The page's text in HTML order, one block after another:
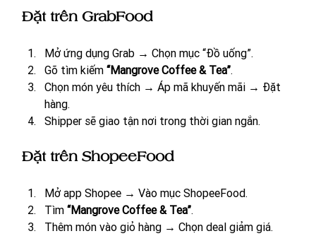
Đặt trên GrabFood
Mở ứng dụng Grab → Chọn mục “Đồ uống”.
Gõ tìm kiếm “Mangrove Coffee & Tea”.
Chọn món yêu thích → Áp mã khuyến mãi → Đặt
hàng.
Shipper sẽ giao tận nơi trong thời gian ngắn.
Đặt trên ShopeeFood
Mở app Shopee → Vào mục ShopeeFood.
Tìm “Mangrove Coffee & Tea”.
Thêm món vào giỏ hàng → Chọn deal giảm giá.